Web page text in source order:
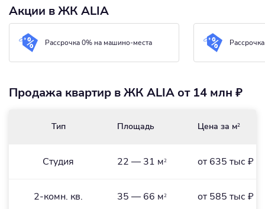
Акции в ЖК ALIA
Рассрочка 0% на машино-места
Продажа квартир в ЖК ALIA от 14 млн ₽
Тип Площадь Цена за м2
Студия 22 — 31 м2 от 635 тыс ₽
2-комн. кв. 35 — 66 м2 от 585 тыс ₽